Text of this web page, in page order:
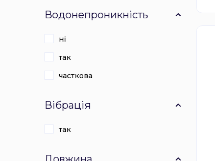
Водонепроникність
ні
так
часткова
Вібрація
так